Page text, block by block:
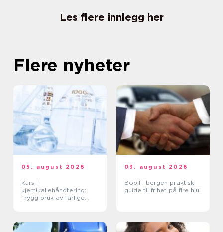
Les flere innlegg her
Flere nyheter
05. august 2026
Kurs i
kjemikaliehåndtering:
Trygg bruk av farlige
03. august 2026
Bobil i bergen praktisk
guide til frihet på fire hjul